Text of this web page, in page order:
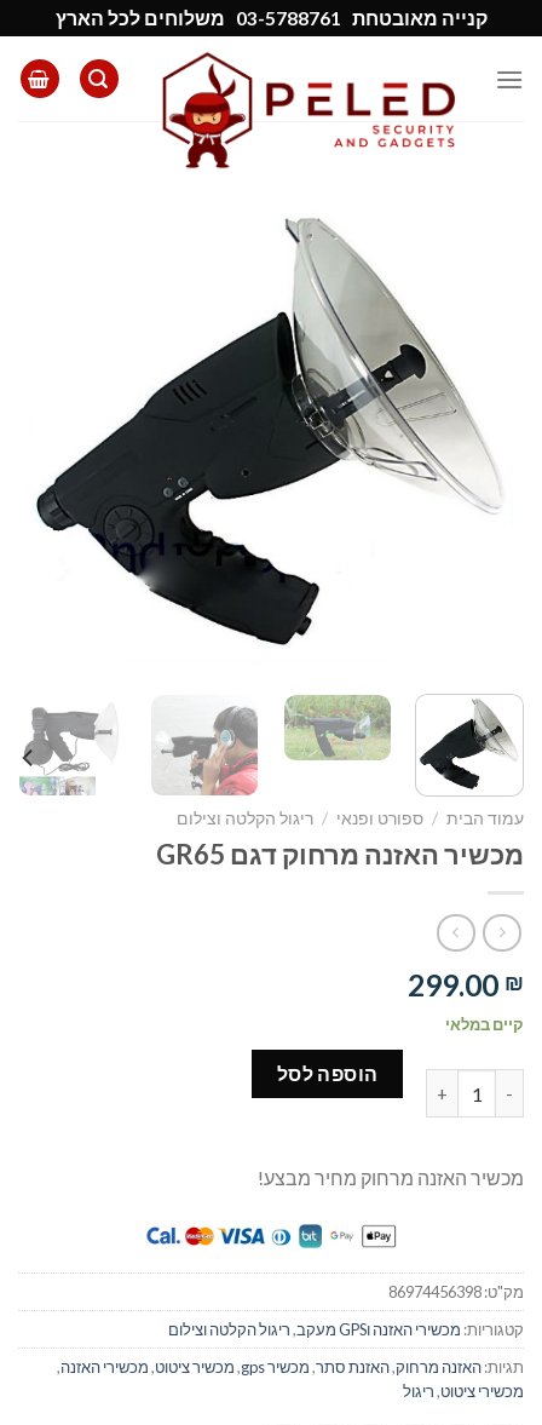
to
content
קנייה מאובטחת 03-5788761 משלוחים לכל הארץ
עמוד הבית / ספורט ופנאי / ריגול הקלטה וצילום
מכשיר האזנה מרחוק דגם GR65
299.00 ₪
קיים במלאי
כמות של מכשיר האזנה מרחוק דגם GR65
הוספה לסל
מכשיר האזנה מרחוק מחיר מבצע!
מק"ט:86974456398
קטגוריות: מכשירי האזנה וGPS מעקב ,ריגול הקלטה וצילום
תגיות:האזנה מרחוק,האזנת סתר,מכשיר gps ,מכשיר ציטוט,מכשירי האזנה,
מכשירי ציטוט,ריגול